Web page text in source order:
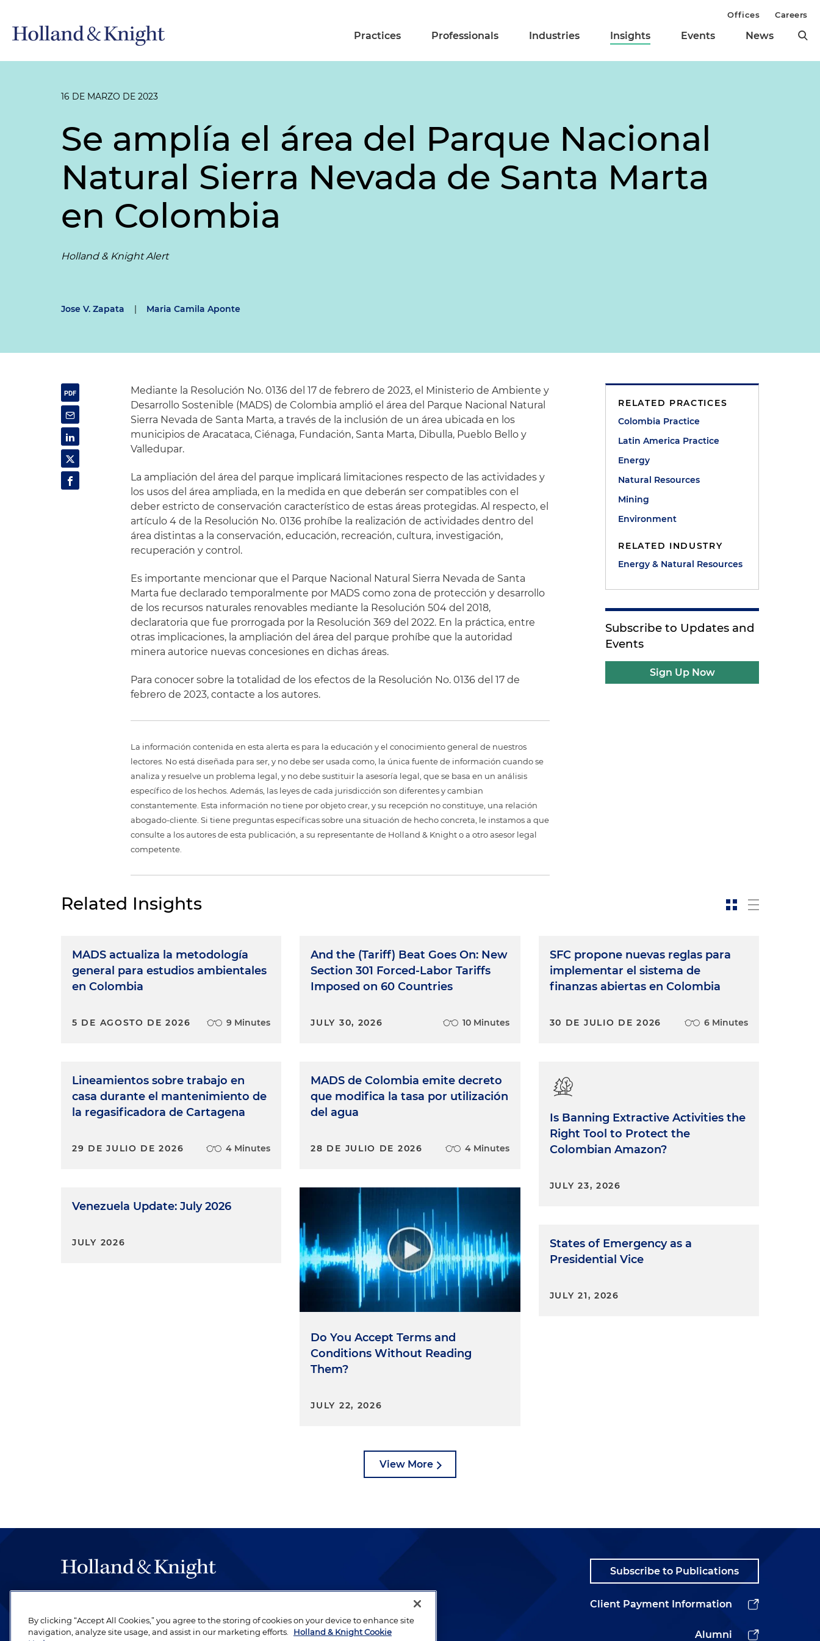
Practices Professionals Industries Insights Events News
Offices Careers
16 DE MARZO DE 2023
Se amplía el área del Parque Nacional
Natural Sierra Nevada de Santa Marta
en Colombia
Holland & Knight Alert
Jose V. Zapata | Maria Camila Aponte
Mediante la Resolución No. 0136 del 17 de febrero de 2023, el Ministerio de Ambiente y
Desarrollo Sostenible (MADS) de Colombia amplió el área del Parque Nacional Natural
Sierra Nevada de Santa Marta, a través de la inclusión de un área ubicada en los
municipios de Aracataca, Ciénaga, Fundación, Santa Marta, Dibulla, Pueblo Bello y
Valledupar.
La ampliación del área del parque implicará limitaciones respecto de las actividades y
los usos del área ampliada, en la medida en que deberán ser compatibles con el
deber estricto de conservación característico de estas áreas protegidas. Al respecto, el
artículo 4 de la Resolución No. 0136 prohíbe la realización de actividades dentro del
área distintas a la conservación, educación, recreación, cultura, investigación,
recuperación y control.
Es importante mencionar que el Parque Nacional Natural Sierra Nevada de Santa
Marta fue declarado temporalmente por MADS como zona de protección y desarrollo
de los recursos naturales renovables mediante la Resolución 504 del 2018,
declaratoria que fue prorrogada por la Resolución 369 del 2022. En la práctica, entre
otras implicaciones, la ampliación del área del parque prohíbe que la autoridad
minera autorice nuevas concesiones en dichas áreas.
Para conocer sobre la totalidad de los efectos de la Resolución No. 0136 del 17 de
febrero de 2023, contacte a los autores.
La información contenida en esta alerta es para la educación y el conocimiento general de nuestros
lectores. No está diseñada para ser, y no debe ser usada como, la única fuente de información cuando se
analiza y resuelve un problema legal, y no debe sustituir la asesoría legal, que se basa en un análisis
específico de los hechos. Además, las leyes de cada jurisdicción son diferentes y cambian
constantemente. Esta información no tiene por objeto crear, y su recepción no constituye, una relación
abogado-cliente. Si tiene preguntas específicas sobre una situación de hecho concreta, le instamos a que
consulte a los autores de esta publicación, a su representante de Holland & Knight o a otro asesor legal
competente.
RELATED PRACTICES
Colombia Practice
Latin America Practice
Energy
Natural Resources
Mining
Environment
RELATED INDUSTRY
Energy & Natural Resources
Subscribe to Updates and
Events
Sign Up Now
Related Insights
MADS actualiza la metodología
general para estudios ambientales
en Colombia
5 DE AGOSTO DE 2026 9 Minutes
Lineamientos sobre trabajo en
casa durante el mantenimiento de
la regasificadora de Cartagena
29 DE JULIO DE 2026 4 Minutes
Venezuela Update: July 2026
JULY 2026
And the (Tariff) Beat Goes On: New
Section 301 Forced-Labor Tariffs
Imposed on 60 Countries
JULY 30, 2026 10 Minutes
MADS de Colombia emite decreto
que modifica la tasa por utilización
del agua
28 DE JULIO DE 2026 4 Minutes
Do You Accept Terms and
Conditions Without Reading
Them?
JULY 22, 2026
SFC propone nuevas reglas para
implementar el sistema de
finanzas abiertas en Colombia
30 DE JULIO DE 2026 6 Minutes
Is Banning Extractive Activities the
Right Tool to Protect the
Colombian Amazon?
JULY 23, 2026
States of Emergency as a
Presidential Vice
JULY 21, 2026
View More
be legal work of the highest quality, performed by well-prepared lawyers who
revere their profession and are devoted to their clients.
Subscribe to Publications
Client Payment Information
Alumni
By clicking “Accept All Cookies,” you agree to the storing of cookies on your device to enhance site
navigation, analyze site usage, and assist in our marketing efforts.
Holland & Knight Cookie